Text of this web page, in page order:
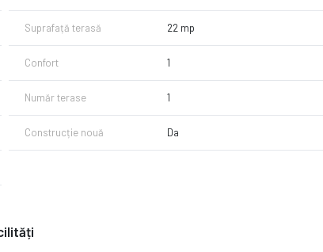
Suprafață terasă 22 mp
Confort 1
Număr terase 1
Construcție nouă Da